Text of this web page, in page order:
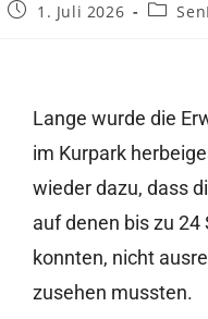
1. Juli 2026
Lange wurde die
im Kurpark
wieder dazu, dass
auf denen bis zu
konnten, nicht
zusehen mussten.